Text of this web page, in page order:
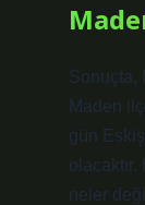
Sonuçta,
Maden
gün
neler